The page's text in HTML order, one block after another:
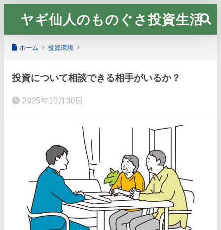
ヤギ仙人のものぐさ投資生活
ホーム 投資環境
投資について相談できる相手がいるか？
2025年10月30日